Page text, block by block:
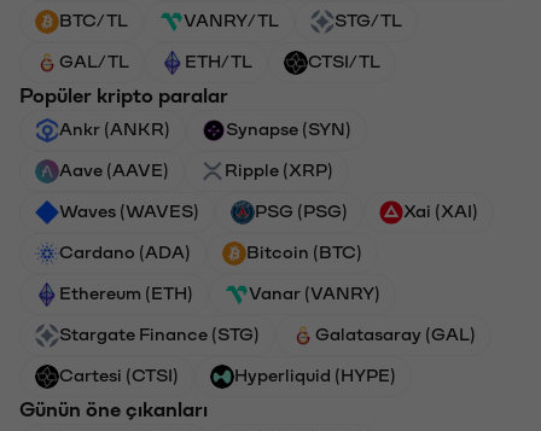
BTC/TL VANRY/TL STG/TL
GAL/TL ETH/TL CTSI/TL
Popüler kripto paralar
Ankr (ANKR) Synapse (SYN)
Aave (AAVE) Ripple (XRP)
Waves (WAVES) PSG (PSG) Xai (XAI)
Cardano (ADA) Bitcoin (BTC)
Ethereum (ETH) Vanar (VANRY)
Stargate Finance (STG) Galatasaray (GAL)
Cartesi (CTSI) Hyperliquid (HYPE)
Günün öne çıkanları